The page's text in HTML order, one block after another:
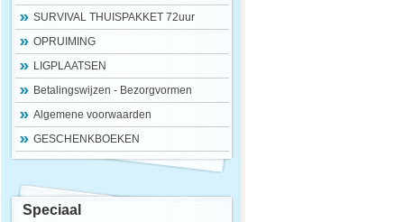
SURVIVAL THUISPAKKET 72uur
OPRUIMING
LIGPLAATSEN
Betalingswijzen - Bezorgvormen
Algemene voorwaarden
GESCHENKBOEKEN
Speciaal